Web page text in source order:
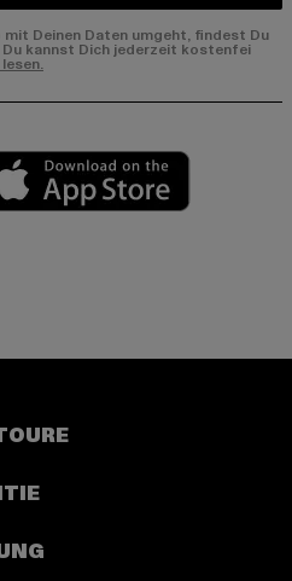
Deinen Daten umgeht, findest Du
kannst Dich jederzeit kostenfei
market